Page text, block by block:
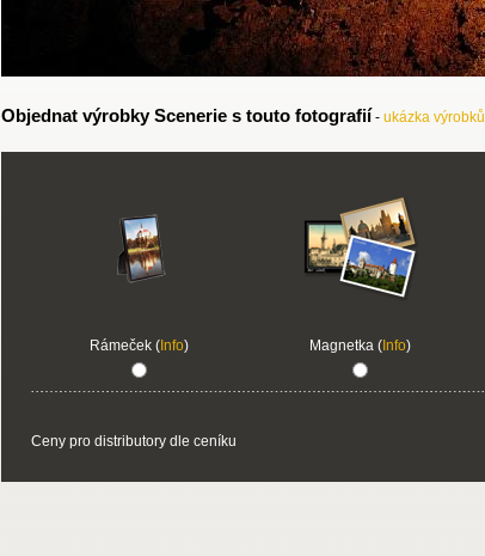
Objednat výrobky Scenerie s touto fotografií - ukázka výrobků
Rámeček (Info) Magnetka (Info)
Ceny pro distributory dle ceníku